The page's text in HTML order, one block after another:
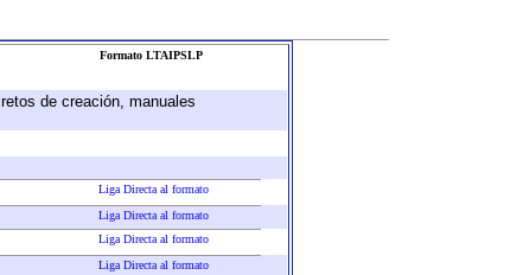
Formato LTAIPSLP
de creación, manuales
Liga Directa al formato
Liga Directa al formato
Liga Directa al formato
Liga Directa al formato